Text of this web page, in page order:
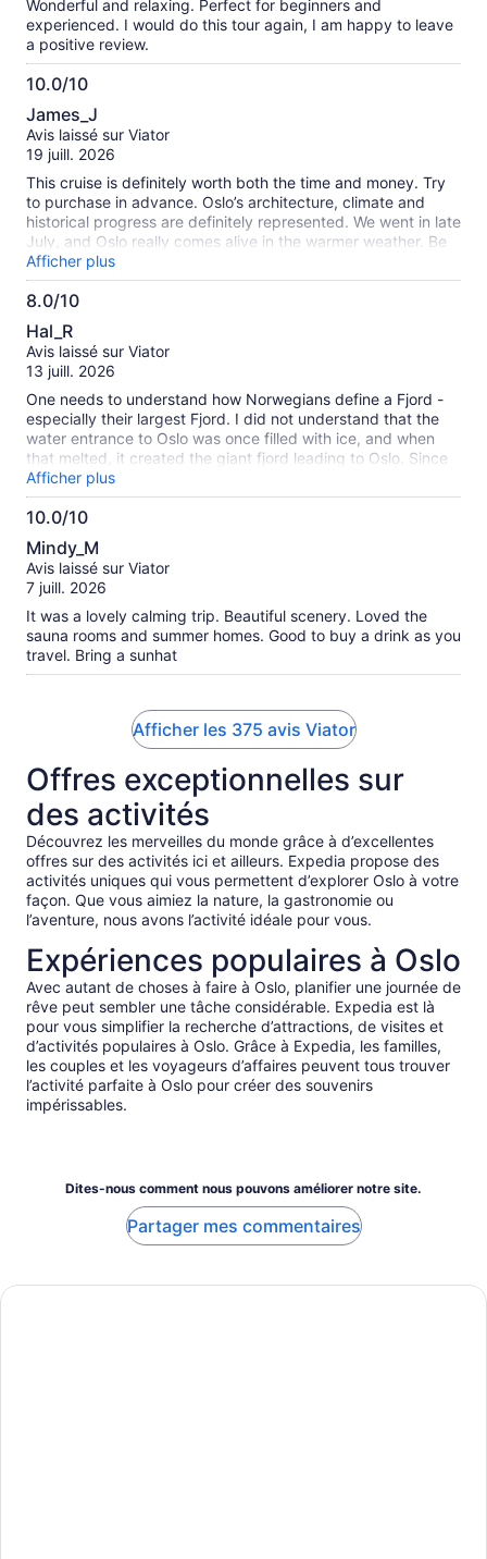
Wonderful and relaxing. Perfect for beginners and
experienced. I would do this tour again, I am happy to leave
a positive review.
10.0/10
10.0
sur
10
James_J
Avis laissé sur Viator
19 juill. 2026
This cruise is definitely worth both the time and money. Try
to purchase in advance. Oslo’s architecture, climate and
historical progress are definitely represented. We went in late
July, and Oslo really comes alive in the warmer weather. Be
sure to sample today’s catch in the various restaurants
surrounding the cruise area as well.
Afficher plus
8.0/10
8.0
sur
10
Hal_R
Avis laissé sur Viator
13 juill. 2026
One needs to understand how Norwegians define a Fjord -
especially their largest Fjord. I did not understand that the
water entrance to Oslo was once filled with ice, and when
that melted, it created the giant fjord leading to Oslo. Since
we had just entered Oslo on a cruise ship most of the tour
duplicates that which we had just seen. The first 30 minutes
in the bay around Oslo was very helpful!
Afficher plus
10.0/10
10.0
sur
10
Mindy_M
Avis laissé sur Viator
7 juill. 2026
It was a lovely calming trip. Beautiful scenery. Loved the
sauna rooms and summer homes. Good to buy a drink as you
travel. Bring a sunhat
Afficher les 375 avis Viator
Offres exceptionnelles sur
des activités
Découvrez les merveilles du monde grâce à d’excellentes
offres sur des activités ici et ailleurs. Expedia propose des
activités uniques qui vous permettent d’explorer Oslo à votre
façon. Que vous aimiez la nature, la gastronomie ou
l’aventure, nous avons l’activité idéale pour vous.
Expériences populaires à Oslo
Avec autant de choses à faire à Oslo, planifier une journée de
rêve peut sembler une tâche considérable. Expedia est là
pour vous simplifier la recherche d’attractions, de visites et
d’activités populaires à Oslo. Grâce à Expedia, les familles,
les couples et les voyageurs d’affaires peuvent tous trouver
l’activité parfaite à Oslo pour créer des souvenirs
impérissables.
Dites-nous comment nous pouvons améliorer notre site.
Partager mes commentaires